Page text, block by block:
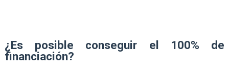
¿Es posible conseguir el 100% de
financiación?